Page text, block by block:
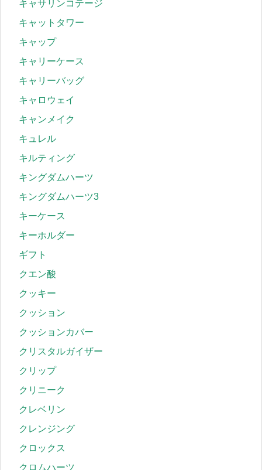
キャサリンコテージ
キャットタワー
キャップ
キャリーケース
キャリーバッグ
キャロウェイ
キャンメイク
キュレル
キルティング
キングダムハーツ
キングダムハーツ3
キーケース
キーホルダー
ギフト
クエン酸
クッキー
クッション
クッションカバー
クリスタルガイザー
クリップ
クリニーク
クレベリン
クレンジング
クロックス
クロムハーツ